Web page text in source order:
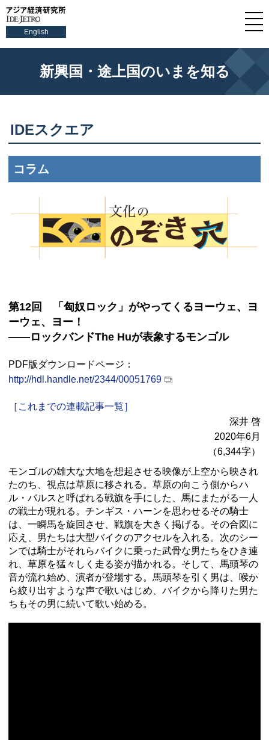
English
新興国・途上国のいまを知る
IDEスクエア
コラム
第12回 「匈奴ロック」がやってくるヨーウェ、ヨ
ーウェ、ヨー！
――ロックバンドThe Huが表象するモンゴル
PDF版ダウンロードページ：
http://hdl.handle.net/2344/00051769
［これまでの連載記事一覧］
深井 啓
2020年6月
（6,344字）
モンゴルの雄大な大地を想起させる映像が上空から映され
たのち、視点は草原に移される。草原の向こう側からハ
ル・バルスと呼ばれる戦旗を手にした、馬にまたがる一人
の戦士が現れる。チンギス・ハーンを思わせるその騎士
は、一瞬馬を旋回させ、戦旗を大きく掲げる。その合図に
応え、男たちは大型バイクのアクセルを入れる。次のシー
ンでは騎士がそれらバイクに乗った武骨な男たちをひき連
れ、草原を猛々しく走る姿が描かれる。そして、馬頭琴の
音が流れ始め、演者が登場する。馬頭琴を引く男は、喉か
ら絞り出すような声で歌いはじめ、バイクから降りた男た
ちもその男に続いて歌い始める。